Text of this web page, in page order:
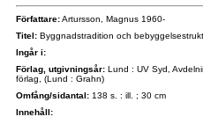
Författare:Artursson, Magnus 1960-
Titel: Byggnadstradition och
Ingår i:
Förlag, utgivningsår: Lund : UV Syd,
förlag, (Lund : Grahn)
Omfång/sidantal: 138 s. : ill. ; 30 cm
Innehåll: